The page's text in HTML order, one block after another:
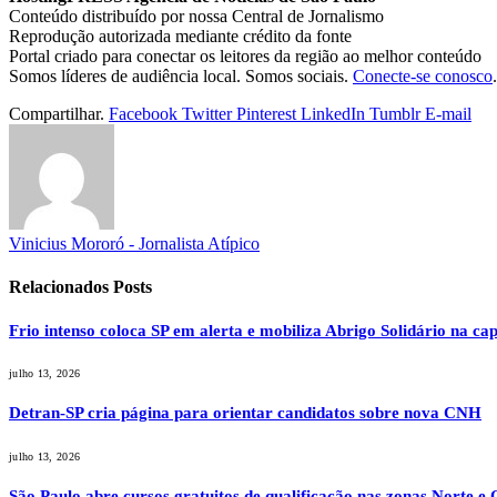
Conteúdo distribuído por nossa Central de Jornalismo
Reprodução autorizada mediante crédito da fonte
Portal criado para conectar os leitores da região ao melhor conteúdo
Somos líderes de audiência local. Somos sociais. Conecte-se conosco.
Compartilhar. Facebook Twitter Pinterest LinkedIn Tumblr E-mail
Vinicius Mororó - Jornalista Atípico
Relacionados Posts
Frio intenso coloca SP em alerta e mobiliza Abrigo Solidário na
julho 13, 2026
Detran-SP cria página para orientar candidatos sobre nova CNH
julho 13, 2026